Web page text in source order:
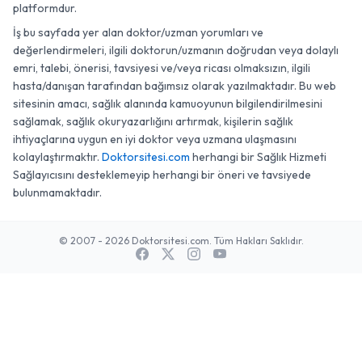
platformdur.
İş bu sayfada yer alan doktor/uzman yorumları ve
değerlendirmeleri, ilgili doktorun/uzmanın doğrudan veya dolaylı
emri, talebi, önerisi, tavsiyesi ve/veya ricası olmaksızın, ilgili
hasta/danışan tarafından bağımsız olarak yazılmaktadır. Bu web
sitesinin amacı, sağlık alanında kamuoyunun bilgilendirilmesini
sağlamak, sağlık okuryazarlığını artırmak, kişilerin sağlık
ihtiyaçlarına uygun en iyi doktor veya uzmana ulaşmasını
kolaylaştırmaktır. Doktorsitesi.com herhangi bir Sağlık Hizmeti
Sağlayıcısını desteklemeyip herhangi bir öneri ve tavsiyede
bulunmamaktadır.
© 2007 - 2026 Doktorsitesi.com. Tüm Hakları Saklıdır.